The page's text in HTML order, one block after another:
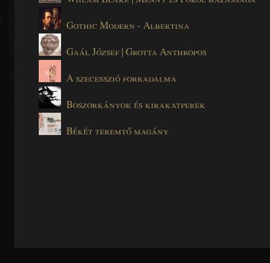
dátum legyen, hanem egy olyan nap, amikor végre észrevesszük azt,
ami eddig is körülöttünk volt.
Gothic Modern - Albertina
Gaál József | Grotta Anthropos
A szecesszió forradalma
Boszorkányok és kirakatperek
Békét teremtő magány